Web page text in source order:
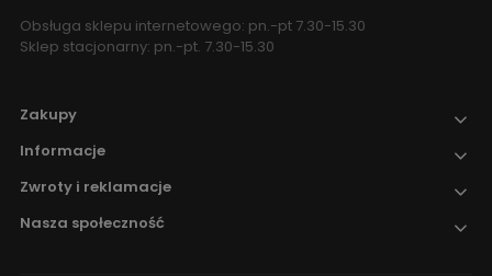
Obsługa sklepu internetowego: pn.-pt 7.30-15.30
Sklep stacjonarny: pn.-pt. 7.30-15.30
Zakupy
Informacje
Zwroty i reklamacje
Nasza społeczność